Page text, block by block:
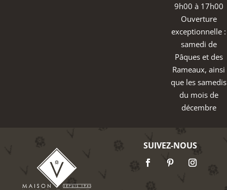
9h00 à 17h00
Ouverture
exceptionnelle :
samedi de
Pâques et des
Rameaux, ainsi
que les samedis
du mois de
décembre
SUIVEZ-NOUS